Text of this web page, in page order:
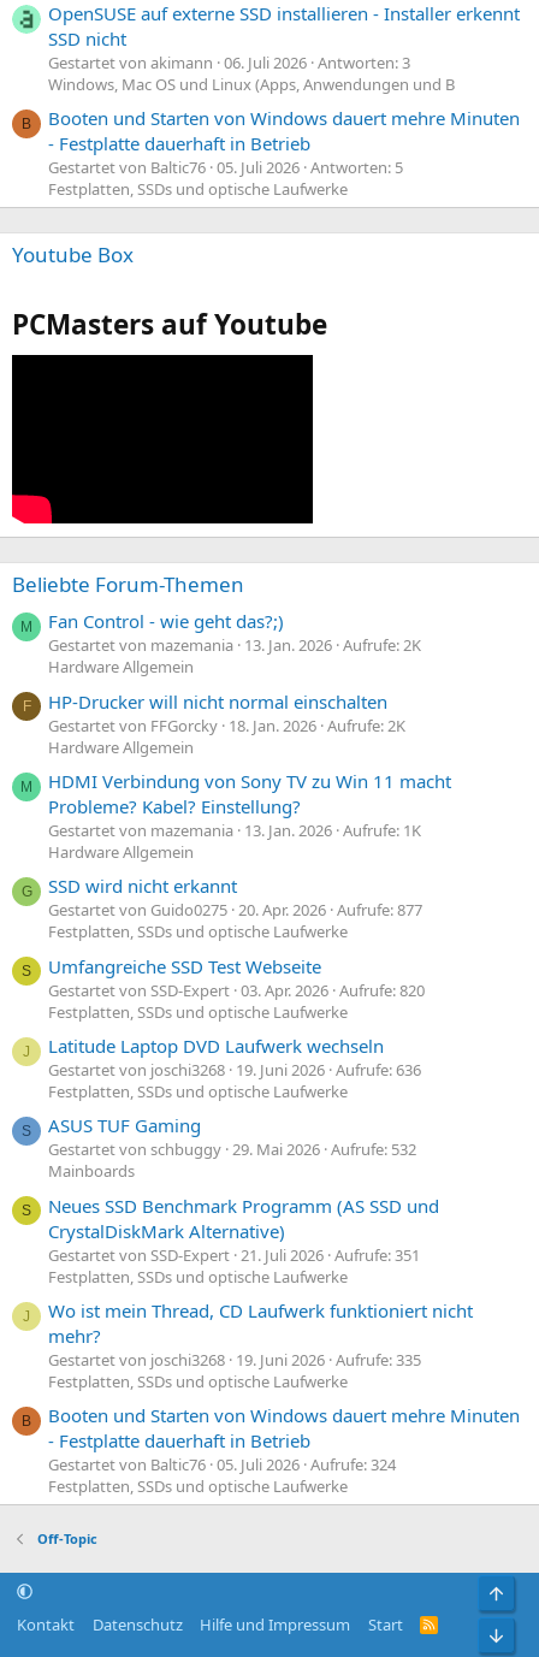
OpenSUSE auf externe SSD installieren - Installer erkennt
SSD nicht
Gestartet von akimann 06. Juli 2026 Antworten: 3
Windows, Mac OS und Linux (Apps, Anwendungen und B
B
Booten und Starten von Windows dauert mehre Minuten
- Festplatte dauerhaft in Betrieb
Gestartet von Baltic76 05. Juli 2026 Antworten: 5
Festplatten, SSDs und optische Laufwerke
Youtube Box
PCMasters auf Youtube
Beliebte Forum-Themen
M Fan Control - wie geht das?;)
Gestartet von mazemania 13. Jan. 2026 Aufrufe: 2K
Hardware Allgemein
F HP-Drucker will nicht normal einschalten
Gestartet von FFGorcky 18. Jan. 2026 Aufrufe: 2K
Hardware Allgemein
M
HDMI Verbindung von Sony TV zu Win 11 macht
Probleme? Kabel? Einstellung?
Gestartet von mazemania 13. Jan. 2026 Aufrufe: 1K
Hardware Allgemein
G SSD wird nicht erkannt
Gestartet von Guido0275 20. Apr. 2026 Aufrufe: 877
Festplatten, SSDs und optische Laufwerke
S Umfangreiche SSD Test Webseite
Gestartet von SSD-Expert 03. Apr. 2026 Aufrufe: 820
Festplatten, SSDs und optische Laufwerke
J Latitude Laptop DVD Laufwerk wechseln
Gestartet von joschi3268 19. Juni 2026 Aufrufe: 636
Festplatten, SSDs und optische Laufwerke
S ASUS TUF Gaming
Gestartet von schbuggy 29. Mai 2026 Aufrufe: 532
Mainboards
S
Neues SSD Benchmark Programm (AS SSD und
CrystalDiskMark Alternative)
Gestartet von SSD-Expert 21. Juli 2026 Aufrufe: 351
Festplatten, SSDs und optische Laufwerke
J
Wo ist mein Thread, CD Laufwerk funktioniert nicht
mehr?
Gestartet von joschi3268 19. Juni 2026 Aufrufe: 335
Festplatten, SSDs und optische Laufwerke
B
Booten und Starten von Windows dauert mehre Minuten
- Festplatte dauerhaft in Betrieb
Gestartet von Baltic76 05. Juli 2026 Aufrufe: 324
Festplatten, SSDs und optische Laufwerke
Off-Topic
Kontakt Datenschutz Hilfe und Impressum Start
R